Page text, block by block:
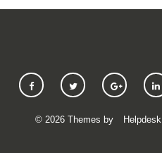
© 2026Themes by